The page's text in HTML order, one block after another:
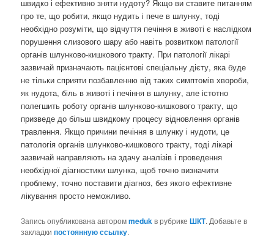
швидко і ефективно зняти нудоту? Якщо ви ставите питанням
про те, що робити, якщо нудить і пече в шлунку, тоді
необхідно розуміти, що відчуття печіння в животі є наслідком
порушення слизового шару або навіть розвитком патології
органів шлунково-кишкового тракту. При патології лікарі
зазвичай призначають пацієнтові спеціальну дієту, яка буде
не тільки сприяти позбавленню від таких симптомів хвороби,
як нудота, біль в животі і печіння в шлунку, але істотно
полегшить роботу органів шлунково-кишкового тракту, що
призведе до більш швидкому процесу відновлення органів
травлення. Якщо причини печіння в шлунку і нудоти, це
патологія органів шлунково-кишкового тракту, тоді лікарі
зазвичай направляють на здачу аналізів і проведення
необхідної діагностики шлунка, щоб точно визначити
проблему, точно поставити діагноз, без якого ефективне
лікування просто неможливо.
Запись опубликована авторомmeduk в рубрикеШКТ. Добавьте в
закладкипостоянную ссылку.